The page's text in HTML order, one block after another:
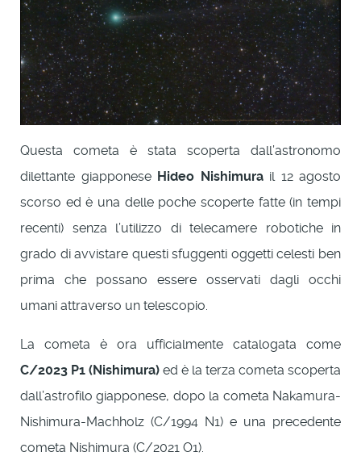
Questa cometa è stata scoperta dall’astronomo
dilettante giapponese Hideo Nishimurail 12 agosto
scorso ed è una delle poche scoperte fatte (in tempi
recenti) senza l’utilizzo di telecamere robotiche in
grado di avvistare questi sfuggenti oggetti celesti ben
prima che possano essere osservati dagli occhi
umani attraverso un telescopio.
La cometa è ora ufficialmente catalogata come
C/2023 P1 (Nishimura) ed è la terza cometa scoperta
dall’astrofilo giapponese, dopo la cometa Nakamura-
Nishimura-Machholz (C/1994 N1) e una precedente
cometa Nishimura (C/2021 O1).